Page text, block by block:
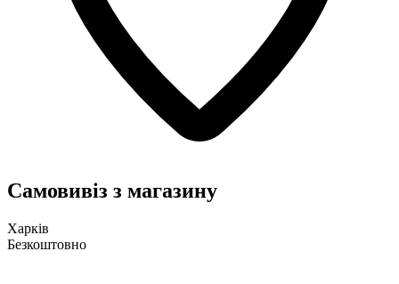
Самовивіз з магазину
Харків
Безкоштовно